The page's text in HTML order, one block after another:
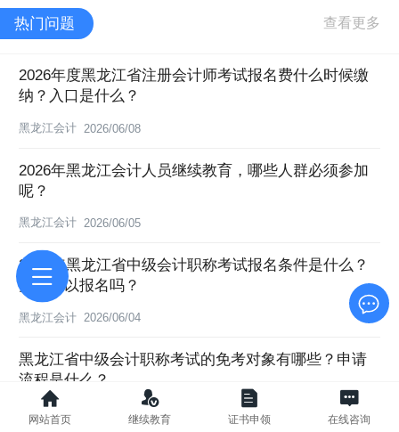
热门问题
2026年度黑龙江省注册会计师考试报名费什么时候缴
纳？入口是什么？
黑龙江会计 2026/06/08
2026年黑龙江会计人员继续教育，哪些人群必须参加
呢？
黑龙江会计 2026/06/05
2026年黑龙江省中级会计职称考试报名条件是什么？
大专可以报名吗？
黑龙江会计 2026/06/04
黑龙江省中级会计职称考试的免考对象有哪些？申请
流程是什么？
黑龙江会计 2026/06/04
网站首页 继续教育 证书申领 在线咨询